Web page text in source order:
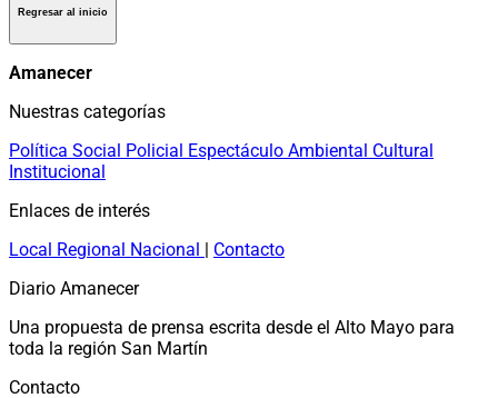
Regresar al inicio
Amanecer
Nuestras categorías
Política Social Policial Espectáculo Ambiental Cultural
Institucional
Enlaces de interés
Local Regional Nacional | Contacto
Diario Amanecer
Una propuesta de prensa escrita desde el Alto Mayo para
toda la región San Martín
Contacto